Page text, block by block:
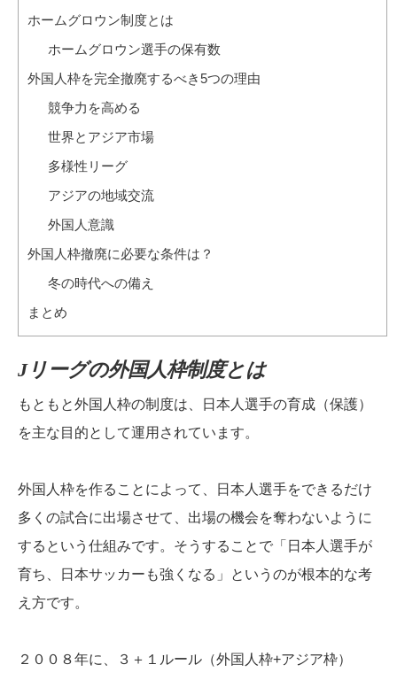
ホームグロウン制度とは
ホームグロウン選手の保有数
外国人枠を完全撤廃するべき5つの理由
競争力を高める
世界とアジア市場
多様性リーグ
アジアの地域交流
外国人意識
外国人枠撤廃に必要な条件は？
冬の時代への備え
まとめ
Jリーグの外国人枠制度とは
もともと外国人枠の制度は、日本人選手の育成（保護）
を主な目的として運用されています。
外国人枠を作ることによって、日本人選手をできるだけ
多くの試合に出場させて、出場の機会を奪わないように
するという仕組みです。そうすることで「日本人選手が
育ち、日本サッカーも強くなる」というのが根本的な考
え方です。
２００８年に、３＋１ルール（外国人枠+アジア枠）